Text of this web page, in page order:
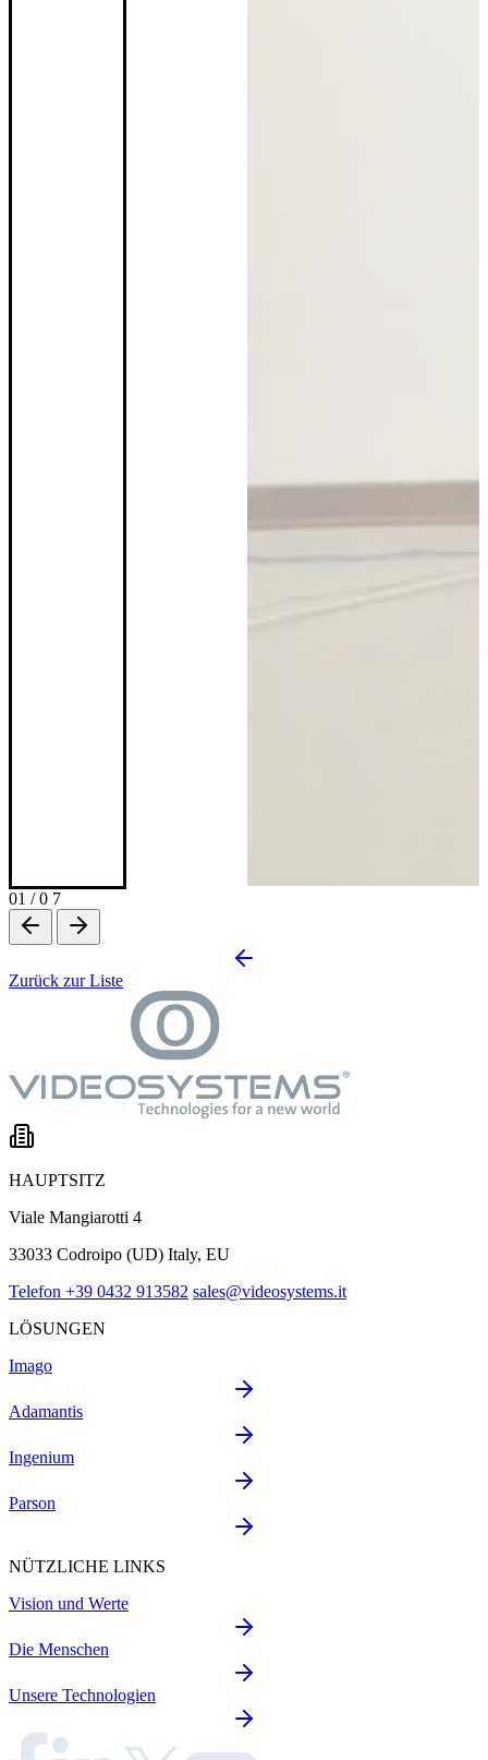
01 / 0 7
Zurück zur Liste
HAUPTSITZ
Viale Mangiarotti 4
33033 Codroipo (UD) Italy, EU
Telefon +39 0432 913582 sales@videosystems.it
LÖSUNGEN
Imago
Adamantis
Ingenium
Parson
NÜTZLICHE LINKS
Vision und Werte
Die Menschen
Unsere Technologien